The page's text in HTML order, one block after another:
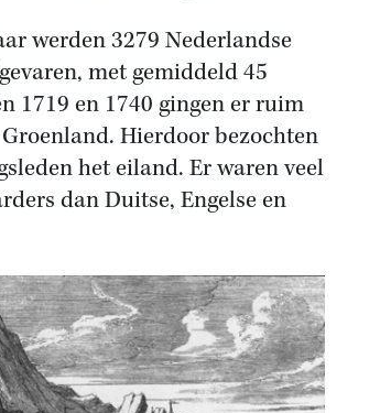
werden 3279 Nederlandse
met gemiddeld 45
1719 en 1740 gingen er ruim
Hierdoor bezochten
het eiland. Er waren veel
dan Duitse, Engelse en